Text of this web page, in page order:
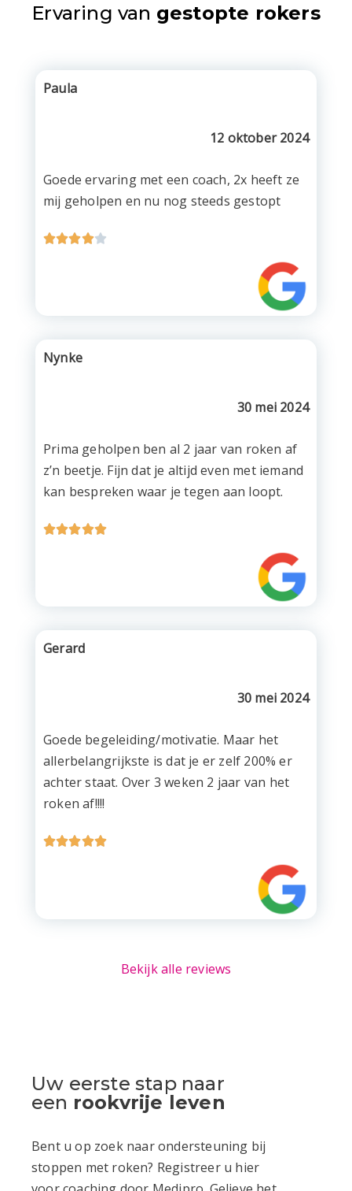
Ervaring van gestopte rokers
Paula
12 oktober 2024
Goede ervaring met een coach, 2x heeft ze
mij geholpen en nu nog steeds gestopt

Nynke
30 mei 2024
Prima geholpen ben al 2 jaar van roken af
z’n beetje. Fijn dat je altijd even met iemand
kan bespreken waar je tegen aan loopt.

Gerard
30 mei 2024
Goede begeleiding/motivatie. Maar het
allerbelangrijkste is dat je er zelf 200% er
achter staat. Over 3 weken 2 jaar van het
roken af!!!!

Bekijk alle reviews
Uw eerste stap naar
een rookvrije leven
Bent u op zoek naar ondersteuning bij
stoppen met roken? Registreer u hier